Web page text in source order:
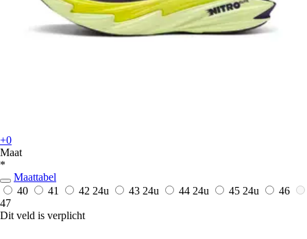
+0
Maat
*
Maattabel
40
41 42 24u 43 24u 44 24u 45 24u
46
47
Dit veld is verplicht